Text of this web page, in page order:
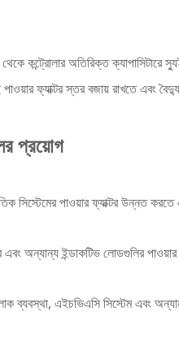
থেকে কন্ট্রোলার অতিরিক্ত
ফ্যাক্টর স্তর বজায় রাখতে এবং
প্রয়োগ
সিস্টেমের পাওয়ার ফ্যাক্টর উন্নত
এবং অন্যান্য ইন্ডাকটিভ লোডগুলির
ব্যবস্থা, এইচভিএসি সিস্টেম এবং